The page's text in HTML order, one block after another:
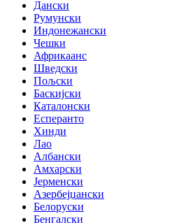
Дански
Румунски
Индонежански
Чешки
Африкаанс
Шведски
Пољски
Баскијски
Каталонски
Есперанто
Хинди
Лао
Албански
Амхарски
Јерменски
Азербејџански
Белоруски
Бенгалски